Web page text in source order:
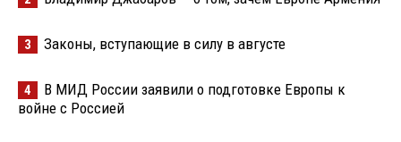
3 Законы, вступающие в силу в августе
4
В МИД России заявили о подготовке Европы к
войне с Россией